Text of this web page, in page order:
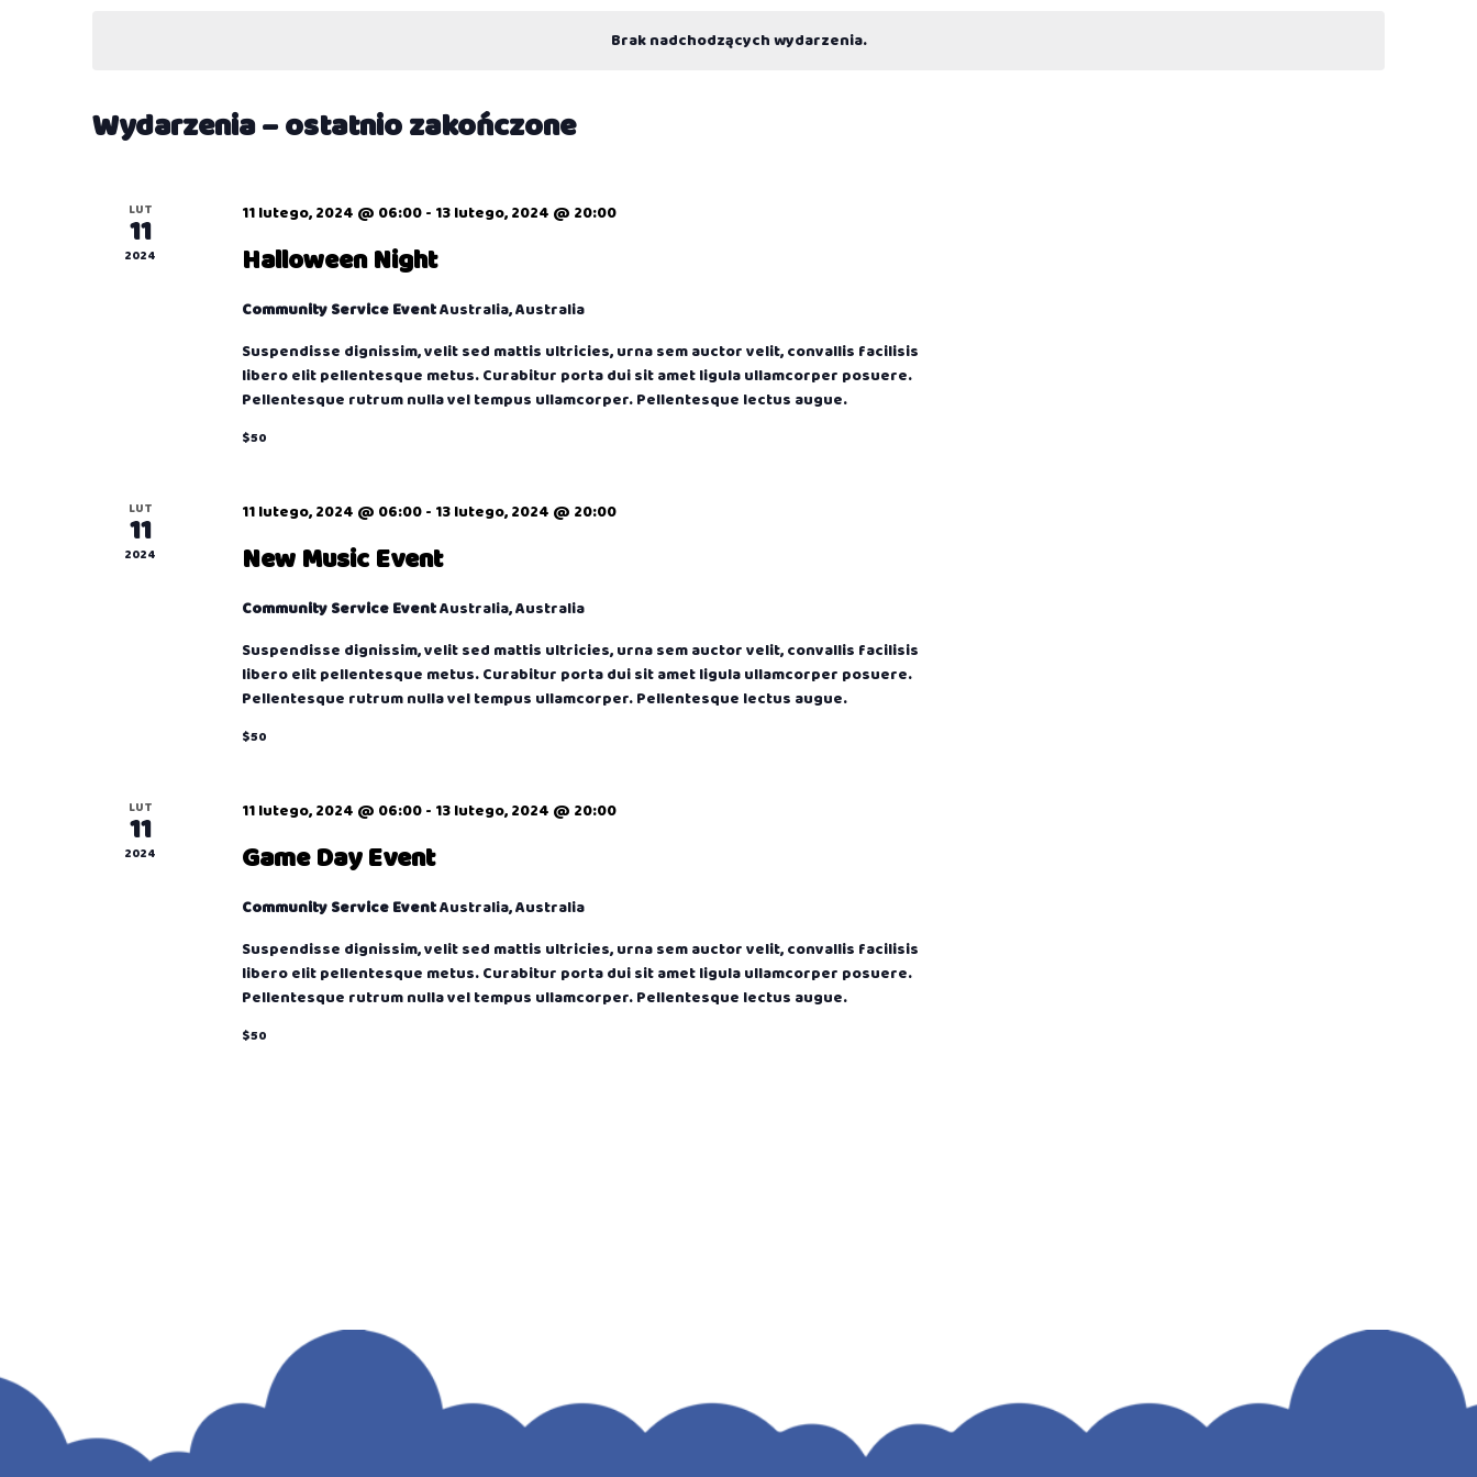
Brak nadchodzących wydarzenia.
widokach
Wydarzenia – ostatnio zakończone
LUT
11
2024
11 lutego, 2024 @ 06:00- 13 lutego, 2024 @ 20:00
Halloween Night
Community Service EventAustralia, Australia
Suspendisse dignissim, velit sed mattis ultricies, urna sem auctor velit, convallis facilisis
libero elit pellentesque metus. Curabitur porta dui sit amet ligula ullamcorper posuere.
Pellentesque rutrum nulla vel tempus ullamcorper. Pellentesque lectus augue.
$50
LUT
11
2024
11 lutego, 2024 @ 06:00- 13 lutego, 2024 @ 20:00
New Music Event
Community Service EventAustralia, Australia
Suspendisse dignissim, velit sed mattis ultricies, urna sem auctor velit, convallis facilisis
libero elit pellentesque metus. Curabitur porta dui sit amet ligula ullamcorper posuere.
Pellentesque rutrum nulla vel tempus ullamcorper. Pellentesque lectus augue.
$50
LUT
11
2024
11 lutego, 2024 @ 06:00- 13 lutego, 2024 @ 20:00
Game Day Event
Community Service EventAustralia, Australia
Suspendisse dignissim, velit sed mattis ultricies, urna sem auctor velit, convallis facilisis
libero elit pellentesque metus. Curabitur porta dui sit amet ligula ullamcorper posuere.
Pellentesque rutrum nulla vel tempus ullamcorper. Pellentesque lectus augue.
$50